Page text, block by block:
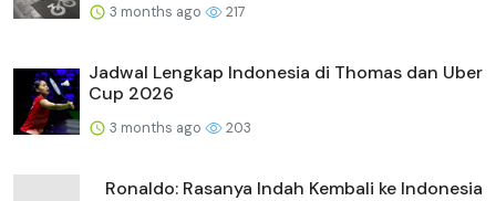
3 months ago 217
Jadwal Lengkap Indonesia di Thomas dan Uber
Cup 2026
3 months ago 203
Ronaldo: Rasanya Indah Kembali ke Indonesia